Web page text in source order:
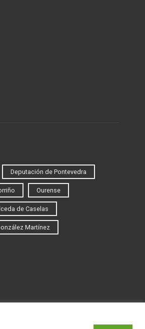
Deputación de Pontevedra
Ourense
de Caselas
Martínez